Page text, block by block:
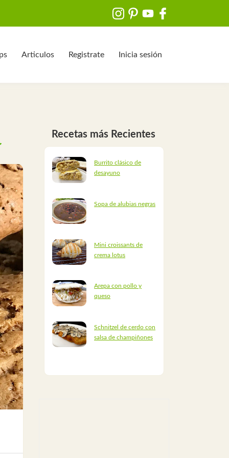
Articulos Registrate Inicia sesión
Recetas más Recientes
Burrito clásico de
desayuno
Sopa de alubias negras
Mini croissants de
crema lotus
Arepa con pollo y
queso
Schnitzel de cerdo con
salsa de champiñones